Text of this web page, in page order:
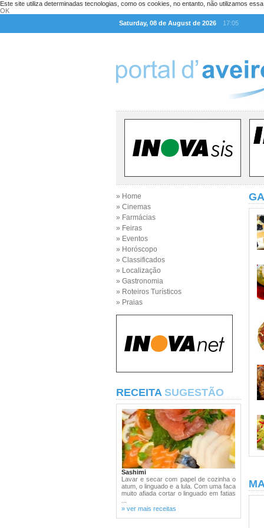
Este site utiliza determinadas tecnologias, como os cookies, no entanto, não utilizamos
OK
Saturday, 08 de August de 2026
17:05
» Home
» Cinemas
» Farmácias
» Feiras
» Eventos
» Horóscopo
» Classificados
» Localização
» Gastronomia
» Roteiros Turísticos
» Praias
RECEITA SUGESTÃO
Sashimi
Lavar e secar com papel de cozinha o
atum, o linguado e a lula. Com uma faca
muito afiada cortar o linguado em fatias
» ver mais receitas